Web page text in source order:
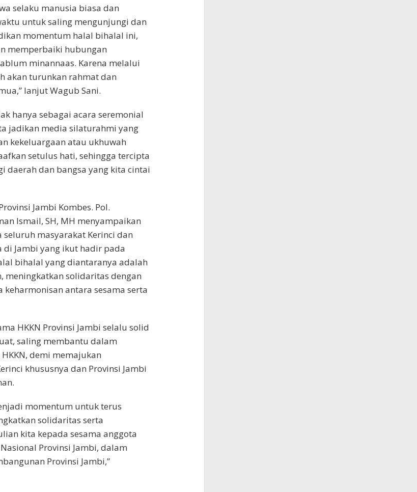
selaku manusia biasa dan
untuk saling mengunjungi dan
momentum halal bihalal ini,
memperbaiki hubungan
minannaas. Karena melalui
akan turunkan rahmat dan
lanjut Wagub Sani.
hanya sebagai acara seremonial
jadikan media silaturahmi yang
kekeluargaan atau ukhuwah
setulus hati, sehingga tercipta
daerah dan bangsa yang kita cintai
Jambi Kombes. Pol.
Ismail, SH, MH menyampaikan
masyarakat Kerinci dan
di Jambi yang ikut hadir pada
bihalal yang diantaranya adalah
meningkatkan solidaritas dengan
antara sesama serta
HKKN Provinsi Jambi selalu solid
saling membantu dalam
demi memajukan
khususnya dan Provinsi Jambi
momentum untuk terus
solidaritas serta
kita kepada sesama anggota
Provinsi Jambi, dalam
Provinsi Jambi,”